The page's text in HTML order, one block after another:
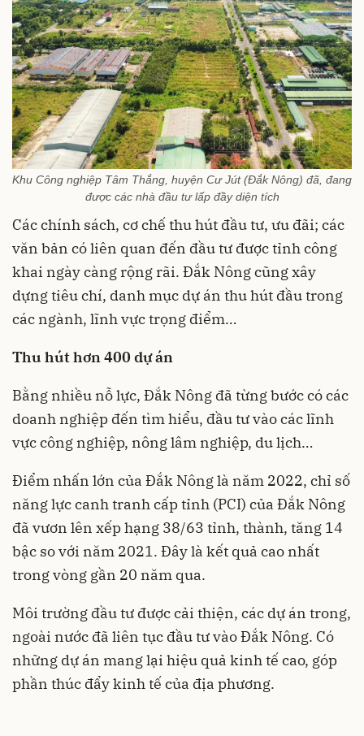
Khu Công nghiệp Tâm Thắng, huyện Cư Jút (Đắk Nông) đã, đang
được các nhà đầu tư lấp đầy diện tích
Các chính sách, cơ chế thu hút đầu tư, ưu đãi; các
văn bản có liên quan đến đầu tư được tỉnh công
khai ngày càng rộng rãi. Đắk Nông cũng xây
dựng tiêu chí, danh mục dự án thu hút đầu trong
các ngành, lĩnh vực trọng điểm…
Thu hút hơn400 dự án
Bằng nhiều nỗ lực, Đắk Nông đã từng bước có các
doanh nghiệp đến tìm hiểu, đầu tư vào các lĩnh
vực công nghiệp, nông lâm nghiệp, du lịch…
Điểm nhấn lớn của Đắk Nông là năm 2022, chỉ số
năng lực canh tranh cấp tỉnh (PCI) của Đắk Nông
đã vươn lên xếp hạng 38/63 tỉnh, thành, tăng 14
bậc so với năm 2021. Đây là kết quả cao nhất
trong vòng gần 20 năm qua.
Môi trường đầu tư được cải thiện, các dự án trong,
ngoài nước đã liên tục đầu tư vào Đắk Nông. Có
những dự án mang lại hiệu quả kinh tế cao, góp
phần thúc đẩy kinh tế của địa phương.